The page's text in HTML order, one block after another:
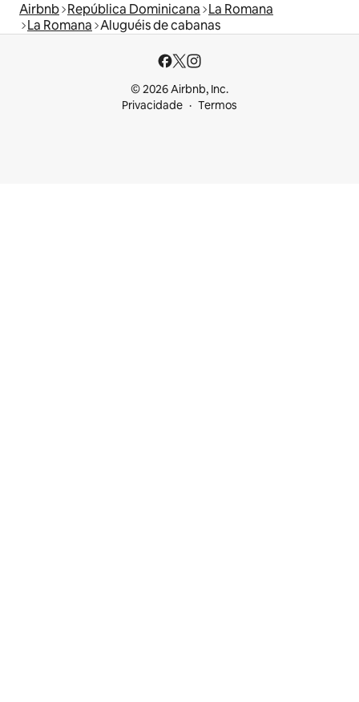
Airbnb República Dominicana La Romana
La Romana Aluguéis de cabanas
© 2026 Airbnb, Inc.
Privacidade
Termos